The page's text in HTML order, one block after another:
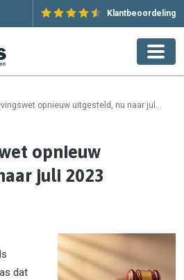
Klantbeoordeling
opnieuw uitgesteld, nu naar jul...
opnieuw
juli 2023
dat